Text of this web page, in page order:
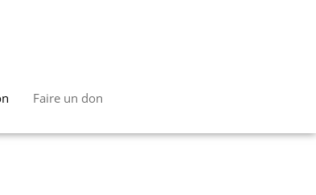
Faire un don